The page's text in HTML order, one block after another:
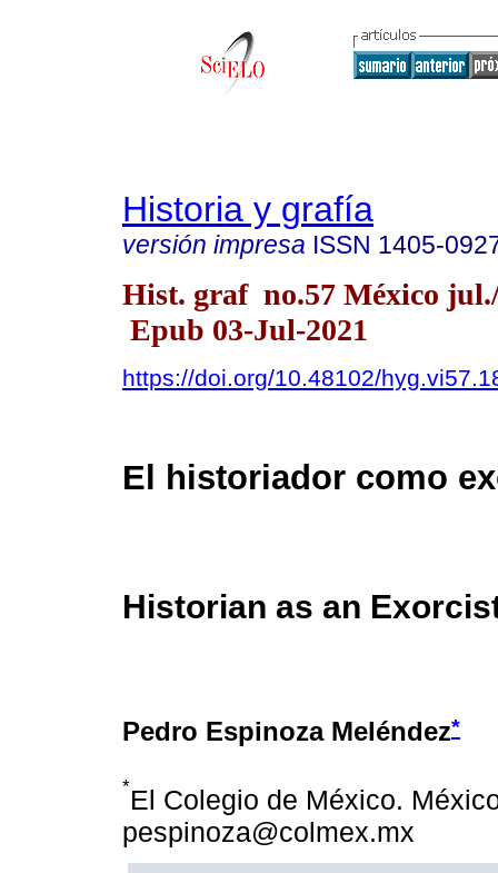
Historia y grafía
versión impresa ISSN 1405-
Hist. graf no.57 México
Epub 03-Jul-2021
https://doi.org/10.48102/
El historiador como
Historian as an
Pedro Espinoza Meléndez*
*El Colegio de México.
pespinoza@colmex.mx